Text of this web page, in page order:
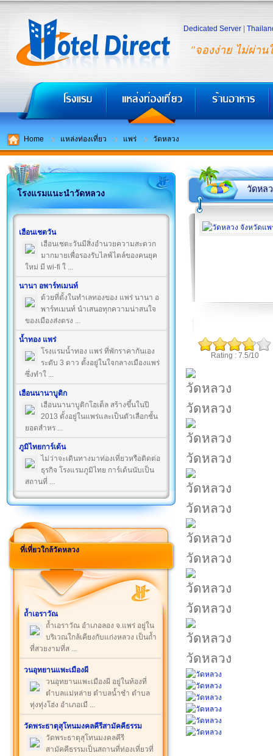
"จองง่าย ไม่ผ่าน
Dedicated Server
Home แหล่งท่องเที่ยว แพร่ วัดหลวง
โรงแรมแนะนำวัดหลวง
เฮือนเชตวัน
เฮือนเชตะวันมีสิ่งอำนวยความสะดวก
มากมายเพื่อรองรับไลฟ์ไตล์ของคนยุค
ใหม่ มี wi-fi ใ ...
นานา อพาร์ทเมนท์
ด้วยที่ตั้งในทำเลทองของ แพร่ นานา อ
พาร์ทเมนท์ นำเสนอทุกความน่าสนใจ
ของเมืองส่งตรง ...
น้ำทอง แพร่
โรงแรมน้ำทอง แพร่ ที่พักราคากันเอง
ระดับ 3 ดาว ตั้งอยู่ในใจกลางเมืองแพร่
ซึ่งทำใ ...
เฮือนนานาบูติก
เฮือนนานาบูติกโฮเต็ล สร้างขึ้นในปี
2013 ตั้งอยู่ในแพร่และเป็นตัวเลือกชั้น
ยอดสำหร ...
ภูมิไทยการ์เด้น
ไม่ว่าจะเดินทางมาท่องเที่ยวหรือติดต่อ
ธุรกิจ โรงแรมภูมิไทย การ์เด้นนับเป็น
สถานที่ ...
ที่เที่ยวใกล้วัดหลวง
ถ้ำเอราวัณ
ถ้ำเอราวัณ อำเภอลอง จ.แพร่ อยู่ใน
บริเวณใกล้เคียงกับแก่งหลวง เป็นถ้ำ
ที่สวยงามที่ส ...
วนอุทยานแพะเมืองผี
วนอุทยานแพะเมืองผี อยู่ในท้องที่
ตำบลแม่หล่าย ตำบลน้ำชำ ตำบล
ทุ่งทุ่งโฮ่ง อำเภอเมื ...
วัดพระธาตุสุโทนมงคลคีรีสามัคคีธรรม
วัดพระธาตุสุโทนมงคลคีรี
สามัคคีธรรมเป็นสถานที่ท่องเที่ยวที่
วัดหล
Rating : 7.5/10
วัดหลวง
วัดหลวง
วัดหลวง
วัดหลวง
วัดหลวง
วัดหลวง